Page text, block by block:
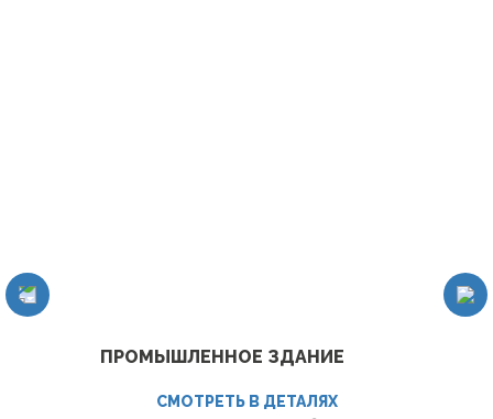
ПРОМЫШЛЕННОЕ ЗДАНИЕ
СМОТРЕТЬ В ДЕТАЛЯХ